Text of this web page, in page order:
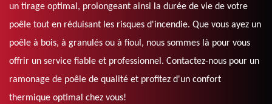
un tirage optimal, prolongeant ainsi la durée de vie de votre
poêle tout en réduisant les risques d'incendie. Que vous ayez un
poêle à bois, à granulés ou à fioul, nous sommes là pour vous
offrir un service fiable et professionnel. Contactez-nous pour un
ramonage de poêle de qualité et profitez d'un confort
thermique optimal chez vous!